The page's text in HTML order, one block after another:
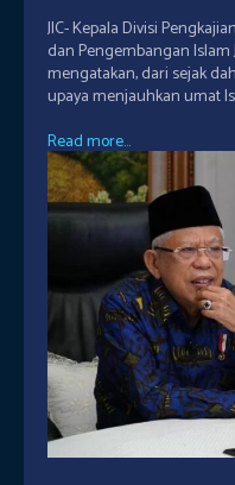
JIC- Kepala Divisi
dan Pengembangan Islam
mengatakan, dari sejak
Read more...